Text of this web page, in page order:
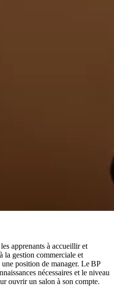
apprenants à accueillir et
la gestion commerciale et
position de manager. Le BP
nécessaires et le niveau
ouvrir un salon à son compte.